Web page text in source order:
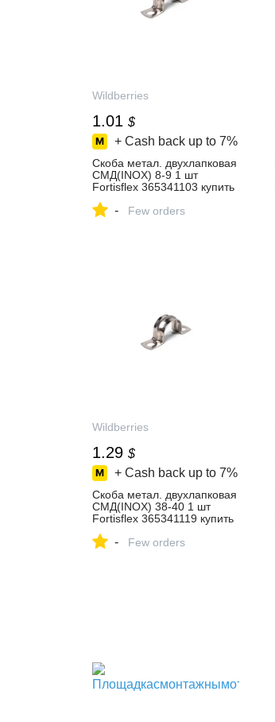
Wildberries
1.01 $
+ Cash back up to 7%
Скоба метал. двухлапковая
СМД(INOX) 8-9 1 шт
Fortisflex 365341103 купить
интернет‑магазине
- Few orders
Wildberries
1.29 $
+ Cash back up to 7%
Скоба метал. двухлапковая
СМД(INOX) 38-40 1 шт
Fortisflex 365341119 купить
интернет‑магазине
- Few orders